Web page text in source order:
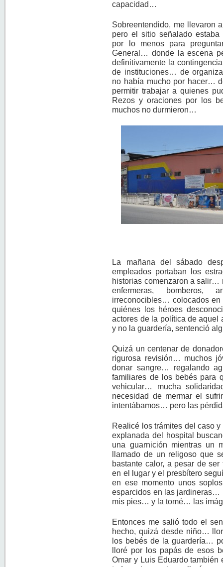
capacidad…
Sobreentendido, me llevaron
pero el sitio señalado
por lo menos para
General… donde la escena
definitivamente la
de instituciones… de
no había mucho por hacer…
permitir trabajar a quienes
Rezos y oraciones por los
muchos no durmieron…
La mañana del sábado
empleados portaban los
historias comenzaron a
enfermeras, bomberos,
irreconocibles… colocados
quiénes los héroes
actores de la política de
y no la guardería, sentenció
Quizá un centenar de
rigurosa revisión… muchos
donar sangre… regalando
familiares de los bebés para
vehicular… mucha
necesidad de mermar el
intentábamos… pero las
Realicé los trámites del caso
explanada del hospital
una guarnición mientras un
llamado de un religoso que
bastante calor, a pesar de
en el lugar y el presbítero
en ese momento unos
esparcidos en las jardineras…
mis pies… y la tomé… las
Entonces me salió todo el
hecho, quizá desde niño…
los bebés de la guardería…
lloré por los papás de esos
Omar y Luis Eduardo